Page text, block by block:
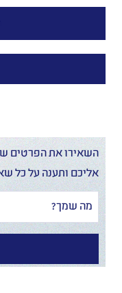
השאירו את הפרטים
אליכם ותענה על כל